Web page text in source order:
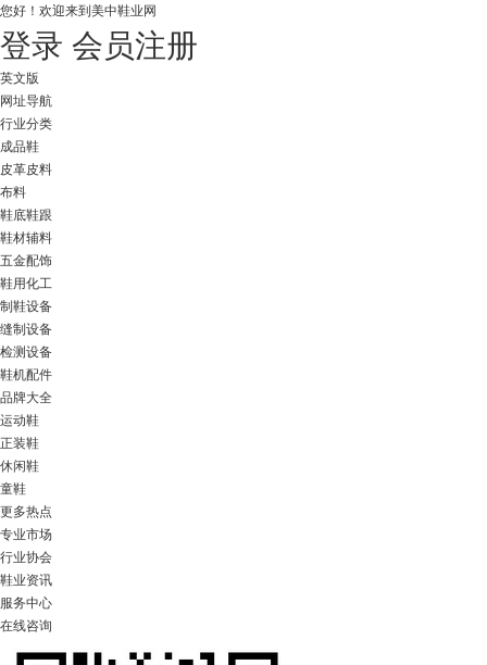
您好！ 欢迎来到美中鞋业网
登录 会员注册
英文版
网址导航
行业分类
成品鞋
皮革皮料
布料
鞋底鞋跟
鞋材辅料
五金配饰
鞋用化工
制鞋设备
缝制设备
检测设备
鞋机配件
品牌大全
运动鞋
正装鞋
休闲鞋
童鞋
更多热点
专业市场
行业协会
鞋业资讯
服务中心
在线咨询